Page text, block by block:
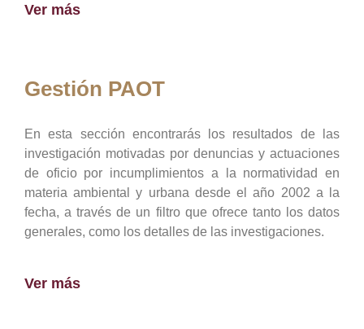
Ver más
Gestión PAOT
En esta sección encontrarás los resultados de las
investigación motivadas por denuncias y actuaciones
de oficio por incumplimientos a la normatividad en
materia ambiental y urbana desde el año 2002 a la
fecha, a través de un filtro que ofrece tanto los datos
generales, como los detalles de las investigaciones.
Ver más